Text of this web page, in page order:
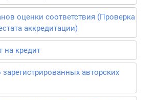
оценки соответствия (Проверка
аккредитации)
на кредит
авторских